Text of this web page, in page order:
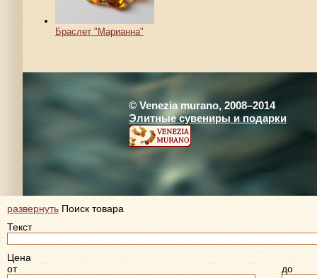
Браслет "Марианна"
© Venezia murano, 2008–2014
Элитные сувениры и подарки
развернуть Поиск товара
Текст
Цена
от
до